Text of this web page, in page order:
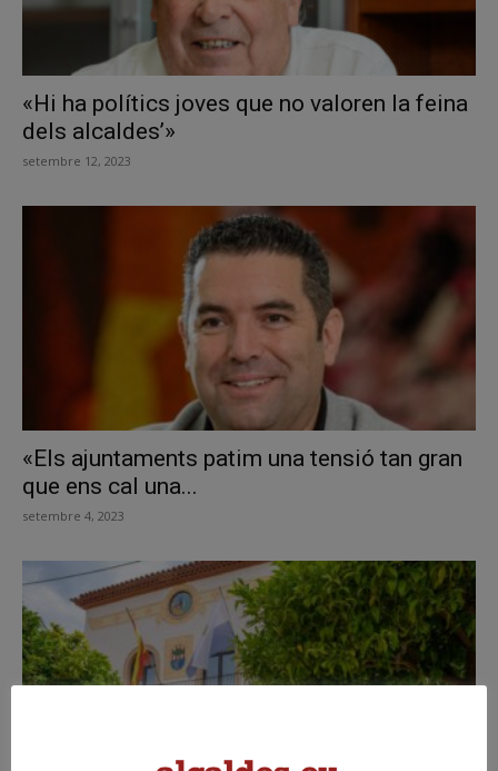
«Hi ha polítics joves que no valoren la feina
dels alcaldes’»
setembre 12, 2023
«Els ajuntaments patim una tensió tan gran
que ens cal una...
setembre 4, 2023